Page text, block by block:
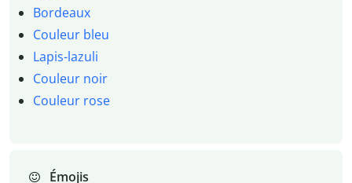
Bordeaux
Couleur bleu
Lapis-lazuli
Couleur noir
Couleur rose
Émojis